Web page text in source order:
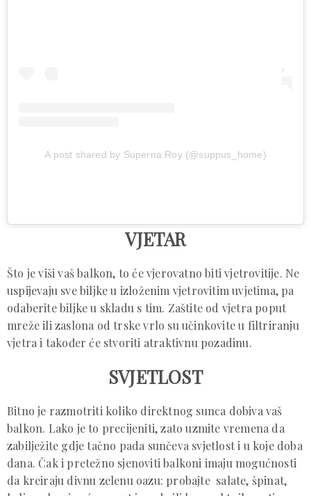
A post shared by Superna Roy (@suppus_home)
VJETAR
Što je viši vaš balkon, to će vjerovatno biti vjetrovitije. Ne
uspijevaju sve biljke u izloženim vjetrovitim uvjetima, pa
odaberite biljke u skladu s tim. Zaštite od vjetra poput
mreže ili zaslona od trske vrlo su učinkovite u filtriranju
vjetra i također će stvoriti atraktivnu pozadinu.
SVJETLOST
Bitno je razmotriti koliko direktnog sunca dobiva vaš
balkon. Lako je to precijeniti, zato uzmite vremena da
zabilježite gdje tačno pada sunčeva svjetlost i u koje doba
dana. Čak i pretežno sjenoviti balkoni imaju mogućnosti
da kreiraju divnu zelenu oazu: probajte salate, špinat,